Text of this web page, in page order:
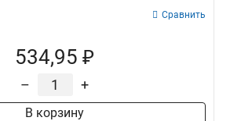
Сравнить
534,95 ₽
– +
В корзину